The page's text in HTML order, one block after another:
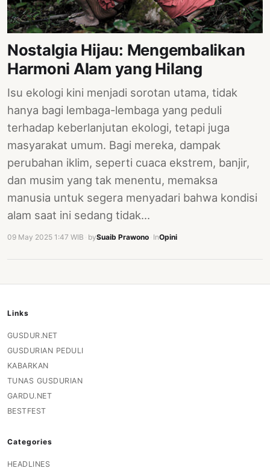
Nostalgia Hijau: Mengembalikan
Harmoni Alam yang Hilang
Isu ekologi kini menjadi sorotan utama, tidak
hanya bagi lembaga-lembaga yang peduli
terhadap keberlanjutan ekologi, tetapi juga
masyarakat umum. Bagi mereka, dampak
perubahan iklim, seperti cuaca ekstrem, banjir,
dan musim yang tak menentu, memaksa
manusia untuk segera menyadari bahwa kondisi
alam saat ini sedang tidak…
09 May 2025 1:47 WIB bySuaib Prawono InOpini
Links
GUSDUR.NET
GUSDURIAN PEDULI
KABARKAN
TUNAS GUSDURIAN
GARDU.NET
BESTFEST
Categories
HEADLINES